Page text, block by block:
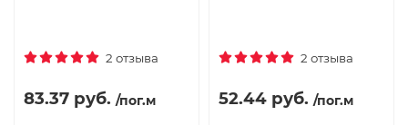
2 отзыва
83.37 руб. /пог.м
2 отзыва
52.44 руб. /пог.м